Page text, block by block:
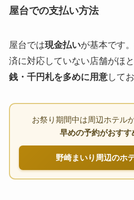
屋台での支払い方法
屋台では現金払いが基本です
済に対応していない店舗がほと
銭・千円札を多めに用意して
お祭り期間中は周辺ホテル
早めの予約がおすす
野崎まいり周辺のホ